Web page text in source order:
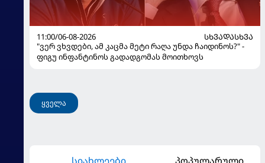
11:00/06-08-2026
ᲡᲮᲕᲐᲓᲐᲡᲮᲕᲐ
"ვერ ვხვდები, ამ კაცმა მეტი რაღა უნდა ჩაიდინოს?" -
ფიგუ ინფანტინოს გადადგომას მოითხოვს
ყველა